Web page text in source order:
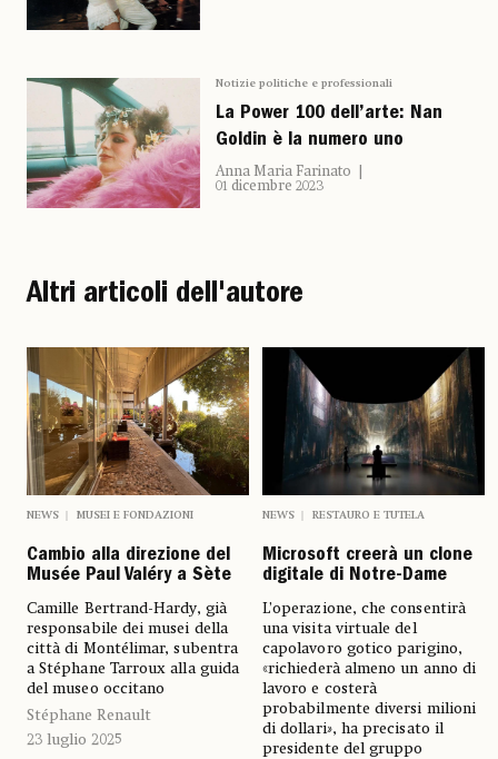
Notizie politiche e professionali
La Power 100 dell’arte: Nan
Goldin è la numero uno
Anna Maria Farinato
01 dicembre 2023
Altri articoli dell'autore
NEWS MUSEI E FONDAZIONI
Cambio alla direzione del
Musée Paul Valéry a Sète
Camille Bertrand-Hardy, già
responsabile dei musei della
città di Montélimar, subentra
a Stéphane Tarroux alla guida
del museo occitano
Stéphane Renault
23 luglio 2025
NEWS RESTAURO E TUTELA
Microsoft creerà un clone
digitale di Notre-Dame
L’operazione, che consentirà
una visita virtuale del
capolavoro gotico parigino,
«richiederà almeno un anno di
lavoro e costerà
probabilmente diversi milioni
di dollari», ha precisato il
presidente del gruppo